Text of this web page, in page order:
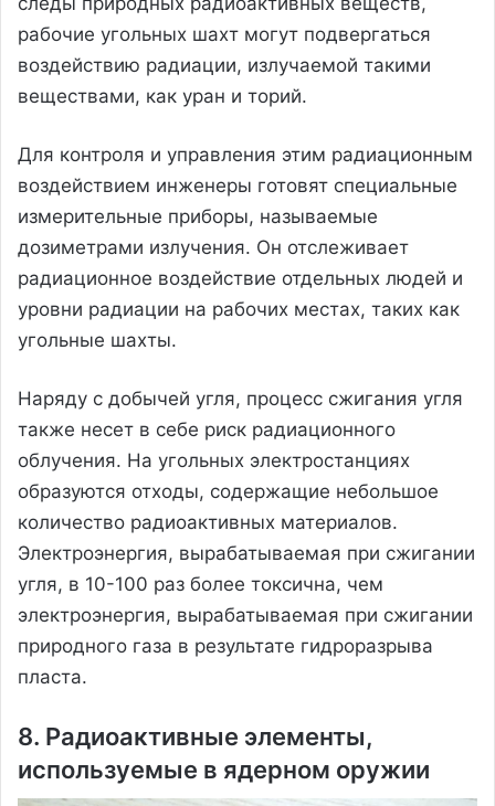
рабочие угольных шахт могут подвергаться
воздействию радиации, излучаемой такими
веществами, как уран и торий.
Для контроля и управления этим радиационным
воздействием инженеры готовят специальные
измерительные приборы, называемые
дозиметрами излучения. Он отслеживает
радиационное воздействие отдельных людей и
уровни радиации на рабочих местах, таких как
угольные шахты.
Наряду с добычей угля, процесс сжигания угля
также несет в себе риск радиационного
облучения. На угольных электростанциях
образуются отходы, содержащие небольшое
количество радиоактивных материалов.
Электроэнергия, вырабатываемая при сжигании
угля, в 10-100 раз более токсична, чем
электроэнергия, вырабатываемая при сжигании
природного газа в результате гидроразрыва
пласта.
8. Радиоактивные элементы,
используемые в ядерном оружии